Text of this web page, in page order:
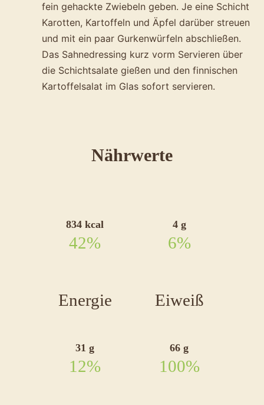
fein gehackte Zwiebeln geben. Je eine Schicht
Karotten, Kartoffeln und Äpfel darüber streuen
und mit ein paar Gurkenwürfeln abschließen.
Das Sahnedressing kurz vorm Servieren über
die Schichtsalate gießen und den finnischen
Kartoffelsalat im Glas sofort servieren.
Nährwertefür
Rosolli-
im
834 kcal
42%
Energie
4 g
6%
Eiweiß
31 g
12%
66 g
100%